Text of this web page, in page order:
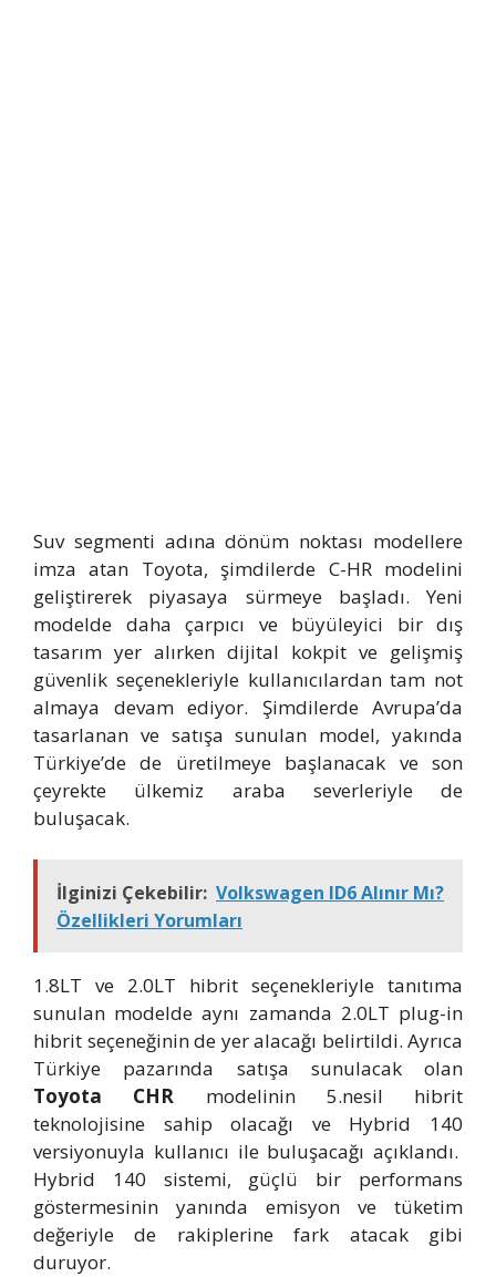
Suv segmenti adına dönüm noktası modellere
imza atan Toyota, şimdilerde C-HR modelini
geliştirerek piyasaya sürmeye başladı. Yeni
modelde daha çarpıcı ve büyüleyici bir dış
tasarım yer alırken dijital kokpit ve gelişmiş
güvenlik seçenekleriyle kullanıcılardan tam not
almaya devam ediyor. Şimdilerde Avrupa’da
tasarlanan ve satışa sunulan model, yakında
Türkiye’de de üretilmeye başlanacak ve son
çeyrekte ülkemiz araba severleriyle de
buluşacak.
İlginizi Çekebilir: Volkswagen ID6 Alınır Mı?
Özellikleri Yorumları
1.8LT ve 2.0LT hibrit seçenekleriyle tanıtıma
sunulan modelde aynı zamanda 2.0LT plug-in
hibrit seçeneğinin de yer alacağı belirtildi. Ayrıca
Türkiye pazarında satışa sunulacak olan
Toyota CHR modelinin 5.nesil hibrit
teknolojisine sahip olacağı ve Hybrid 140
versiyonuyla kullanıcı ile buluşacağı açıklandı.
Hybrid 140 sistemi, güçlü bir performans
göstermesinin yanında emisyon ve tüketim
değeriyle de rakiplerine fark atacak gibi
duruyor.